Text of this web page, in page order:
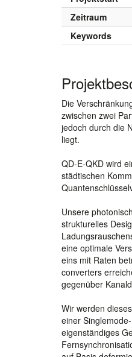
Zeitraum
Keywords
Die
zwischen zwei
jedoch durch die
liegt.
QD-E-QKD wird
städtischen
Unsere
strukturelles
eine optimale
eins mit Raten
converters
gegenüber
Wir werden
einer
eigenständiges